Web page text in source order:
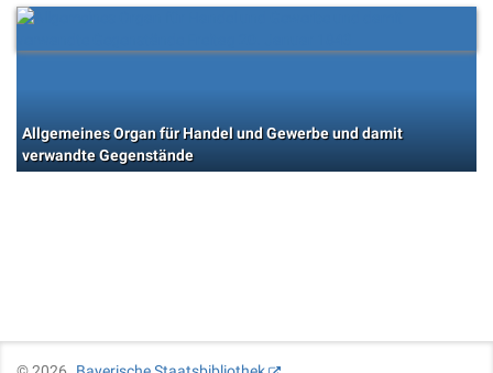
Allgemeines Organ für Handel und Gewerbe und damit
verwandte Gegenstände